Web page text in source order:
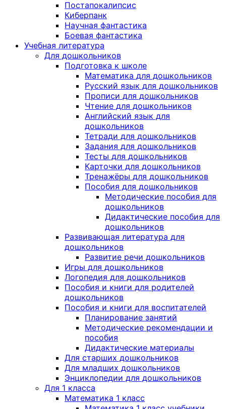
Постапокалипсис
Киберпанк
Научная фантастика
Боевая фантастика
Учебная литература
Для дошкольников
Подготовка к школе
Математика для дошкольников
Русский язык для дошкольников
Прописи для дошкольников
Чтение для дошкольников
Английский язык для
дошкольников
Тетради для дошкольников
Задания для дошкольников
Тесты для дошкольников
Карточки для дошкольников
Тренажёры для дошкольников
Пособия для дошкольников
Методические пособия для
дошкольников
Дидактические пособия для
дошкольников
Развивающая литература для
дошкольников
Развитие речи дошкольников
Игры для дошкольников
Логопедия для дошкольников
Пособия и книги для родителей
дошкольников
Пособия и книги для воспитателей
Планирование занятий
Методические рекомендации и
пособия
Дидактические материалы
Для старших дошкольников
Для младших дошкольников
Энциклопедии для дошкольников
Для 1 класса
Математика 1 класс